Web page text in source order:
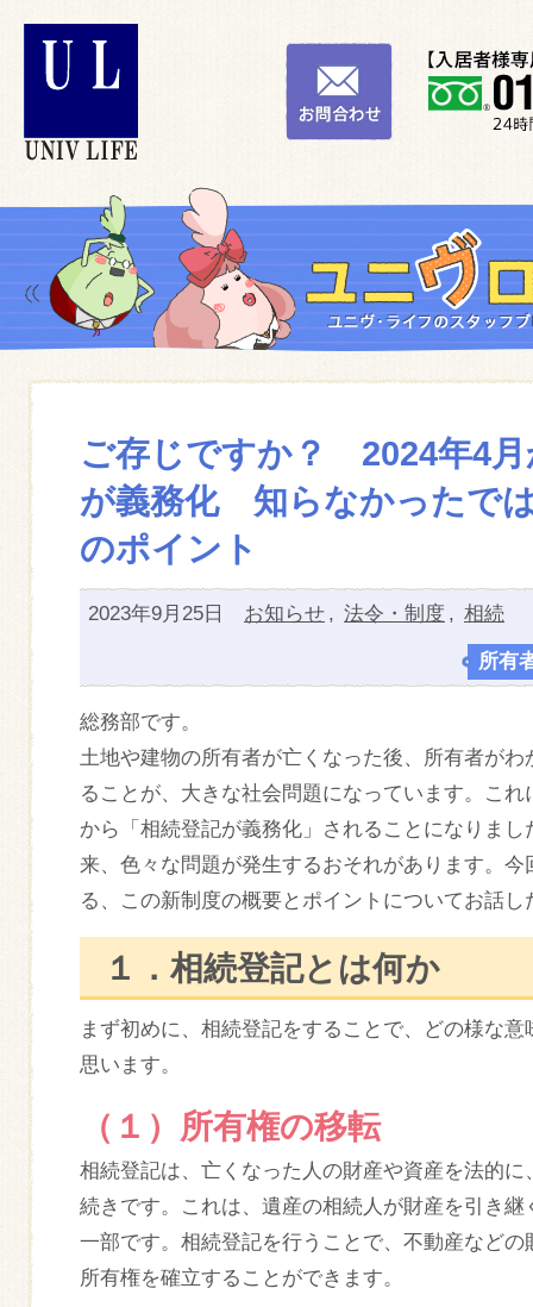
ご存じですか？ 2024年4月
が義務化 知らなかったで
のポイント
2023年9月25日 お知らせ , 法令・制度 , 相続
所有
総務部です。
土地や建物の所有者が亡くなった後、所有者が
ることが、大きな社会問題になっています。こ
から「相続登記が義務化」されることになりま
来、色々な問題が発生するおそれがあります。
る、この新制度の概要とポイントについてお話し
１．相続登記とは何か
まず初めに、相続登記をすることで、どの様な
思います。
（１）所有権の移転
相続登記は、亡くなった人の財産や資産を法的
続きです。これは、遺産の相続人が財産を引き
一部です。相続登記を行うことで、不動産など
所有権を確立することができます。